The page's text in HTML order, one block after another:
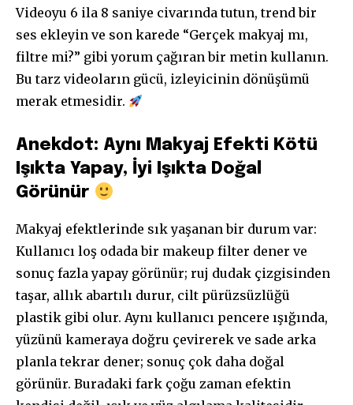
Videoyu 6 ila 8 saniye civarında tutun, trend bir
ses ekleyin ve son karede “Gerçek makyaj mı,
filtre mi?” gibi yorum çağıran bir metin kullanın.
Bu tarz videoların gücü, izleyicinin dönüşümü
merak etmesidir.
Anekdot: Aynı Makyaj Efekti Kötü
Işıkta Yapay, İyi Işıkta Doğal
Görünür
Makyaj efektlerinde sık yaşanan bir durum var:
Kullanıcı loş odada bir makeup filter dener ve
sonuç fazla yapay görünür; ruj dudak çizgisinden
taşar, allık abartılı durur, cilt pürüzsüzlüğü
plastik gibi olur. Aynı kullanıcı pencere ışığında,
yüzünü kameraya doğru çevirerek ve sade arka
planla tekrar dener; sonuç çok daha doğal
görünür. Buradaki fark çoğu zaman efektin